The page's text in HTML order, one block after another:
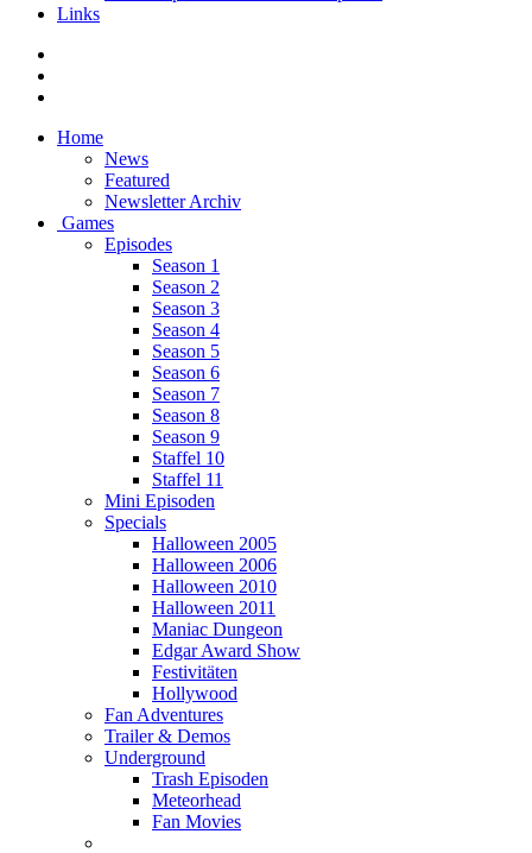
Links
Home
News
Featured
Newsletter Archiv
Games
Episodes
Season 1
Season 2
Season 3
Season 4
Season 5
Season 6
Season 7
Season 8
Season 9
Staffel 10
Staffel 11
Mini Episoden
Specials
Halloween 2005
Halloween 2006
Halloween 2010
Halloween 2011
Maniac Dungeon
Edgar Award Show
Festivitäten
Hollywood
Fan Adventures
Trailer & Demos
Underground
Trash Episoden
Meteorhead
Fan Movies